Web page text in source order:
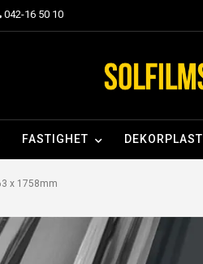
042-16 50 10
FASTIGHET DEKORPLAST
x 1758mm